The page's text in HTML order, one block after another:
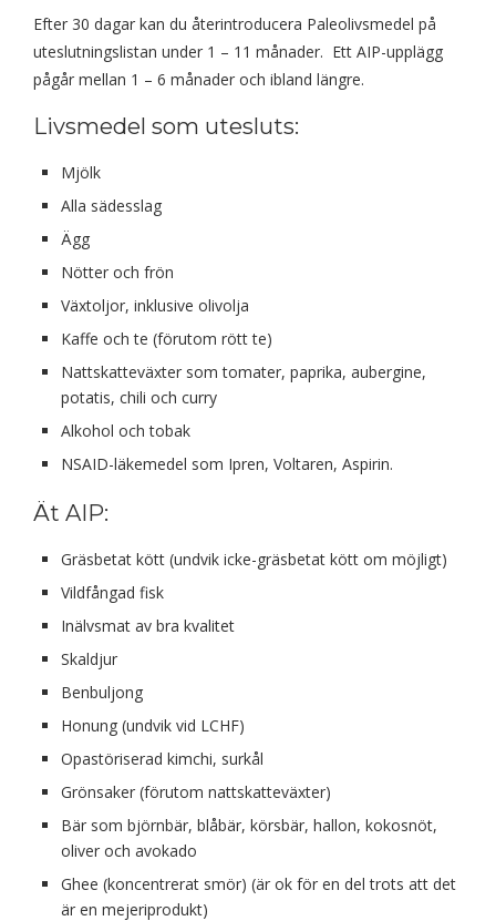
Efter 30 dagar kan du återintroducera Paleolivsmedel på
uteslutningslistan under 1 – 11 månader. Ett AIP-upplägg
pågår mellan 1 – 6 månader och ibland längre.
Livsmedel som utesluts:
Mjölk
Alla sädesslag
Ägg
Nötter och frön
Växtoljor, inklusive olivolja
Kaffe och te (förutom rött te)
Nattskatteväxter som tomater, paprika, aubergine,
potatis, chili och curry
Alkohol och tobak
NSAID-läkemedel som Ipren, Voltaren, Aspirin.
Ät AIP:
Gräsbetat kött (undvik icke-gräsbetat kött om möjligt)
Vildfångad fisk
Inälvsmat av bra kvalitet
Skaldjur
Benbuljong
Honung (undvik vid LCHF)
Opastöriserad kimchi, surkål
Grönsaker (förutom nattskatteväxter)
Bär som björnbär, blåbär, körsbär, hallon, kokosnöt,
oliver och avokado
Ghee (koncentrerat smör) (är ok för en del trots att det
är en mejeriprodukt)